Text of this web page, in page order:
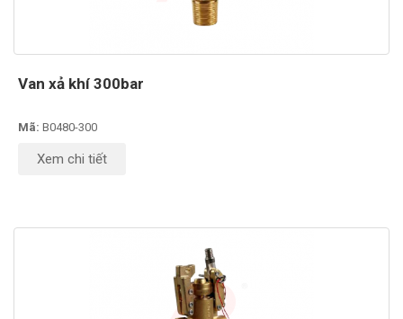
Van xả khí 300bar
Mã: B0480-300
Xem chi tiết